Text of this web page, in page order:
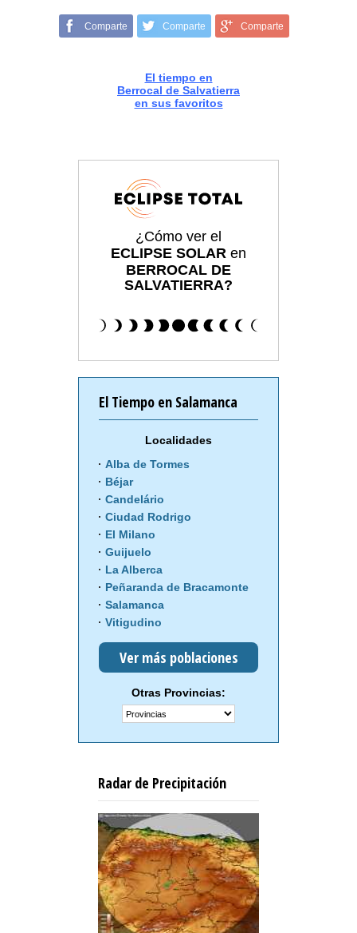
Comparte Comparte Comparte
El tiempo en
Berrocal de Salvatierra
en sus favoritos
¿Cómo ver el
ECLIPSE SOLAR en
BERROCAL DE
SALVATIERRA?
El Tiempo en Salamanca
Localidades
Alba de Tormes
Béjar
Candelário
Ciudad Rodrigo
El Milano
Guijuelo
La Alberca
Peñaranda de Bracamonte
Salamanca
Vitigudino
Ver más poblaciones
Otras Provincias:
Radar de Precipitación